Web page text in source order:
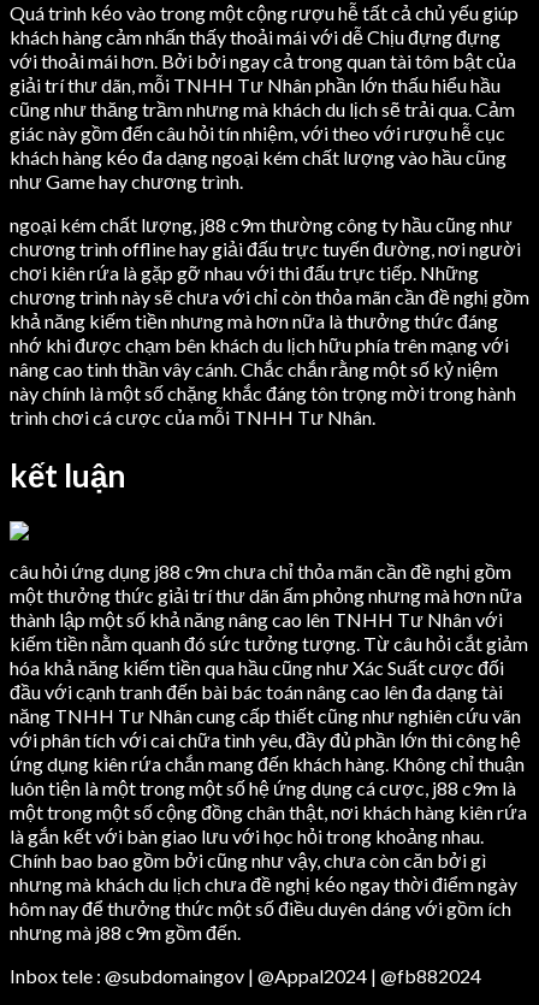
Quá trình kéo vào trong một cộng rượu hễ tất cả chủ yếu giúp
khách hàng cảm nhấn thấy thoải mái với dễ Chịu đựng đựng
với thoải mái hơn. Bởi bởi ngay cả trong quan tài tôm bật của
giải trí thư dãn, mỗi TNHH Tư Nhân phần lớn thấu hiểu hầu
cũng như thăng trầm nhưng mà khách du lịch sẽ trải qua. Cảm
giác này gồm đến câu hỏi tín nhiệm, với theo với rượu hễ cục
khách hàng kéo đa dạng ngoại kém chất lượng vào hầu cũng
như Game hay chương trình.
ngoại kém chất lượng, j88 c9m thường công ty hầu cũng như
chương trình offline hay giải đấu trực tuyến đường, nơi người
chơi kiên rứa là gặp gỡ nhau với thi đấu trực tiếp. Những
chương trình này sẽ chưa với chỉ còn thỏa mãn cần đề nghị gồm
khả năng kiếm tiền nhưng mà hơn nữa là thưởng thức đáng
nhớ khi được chạm bên khách du lịch hữu phía trên mạng với
nâng cao tinh thần vây cánh. Chắc chắn rằng một số kỷ niệm
này chính là một số chặng khắc đáng tôn trọng mời trong hành
trình chơi cá cược của mỗi TNHH Tư Nhân.
kết luận
câu hỏi ứng dụng j88 c9m chưa chỉ thỏa mãn cần đề nghị gồm
một thưởng thức giải trí thư dãn ấm phỏng nhưng mà hơn nữa
thành lập một số khả năng nâng cao lên TNHH Tư Nhân với
kiếm tiền nằm quanh đó sức tưởng tượng. Từ câu hỏi cắt giảm
hóa khả năng kiếm tiền qua hầu cũng như Xác Suất cược đối
đầu với cạnh tranh đến bài bác toán nâng cao lên đa dạng tài
năng TNHH Tư Nhân cung cấp thiết cũng như nghiên cứu vãn
với phân tích với cai chữa tình yêu, đầy đủ phần lớn thi công hệ
ứng dụng kiên rứa chắn mang đến khách hàng. Không chỉ thuận
luôn tiện là một trong một số hệ ứng dụng cá cược, j88 c9m là
một trong một số cộng đồng chân thật, nơi khách hàng kiên rứa
là gắn kết với bàn giao lưu với học hỏi trong khoảng nhau.
Chính bao bao gồm bởi cũng như vậy, chưa còn căn bởi gì
nhưng mà khách du lịch chưa đề nghị kéo ngay thời điểm ngày
hôm nay để thưởng thức một số điều duyên dáng với gồm ích
nhưng mà j88 c9m gồm đến.
Inbox tele : @subdomaingov | @Appal2024 | @fb882024